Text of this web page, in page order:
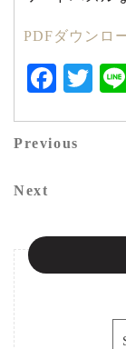
PDFダウンロ
投
稿
ビ
ゲ
ー
Previous
Previous
Next
Next